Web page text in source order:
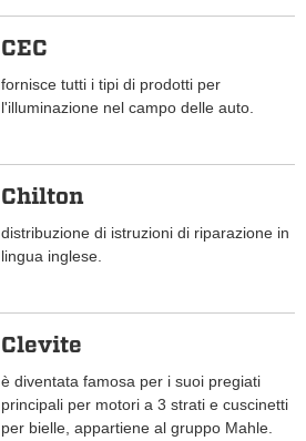
CEC
fornisce tutti i tipi di prodotti per
l'illuminazione nel campo delle auto.
Chilton
distribuzione di istruzioni di riparazione in
lingua inglese.
Clevite
è diventata famosa per i suoi pregiati
principali per motori a 3 strati e cuscinetti
per bielle, appartiene al gruppo Mahle.